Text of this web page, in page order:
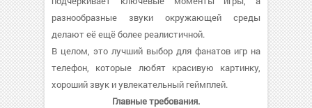
разнообразные звуки окружающей среды
делают её ещё более реалистичной.
В целом, это лучший выбор для фанатов игр на
телефон, которые любят красивую картинку,
хороший звук и увлекательный геймплей.
Главные требования.